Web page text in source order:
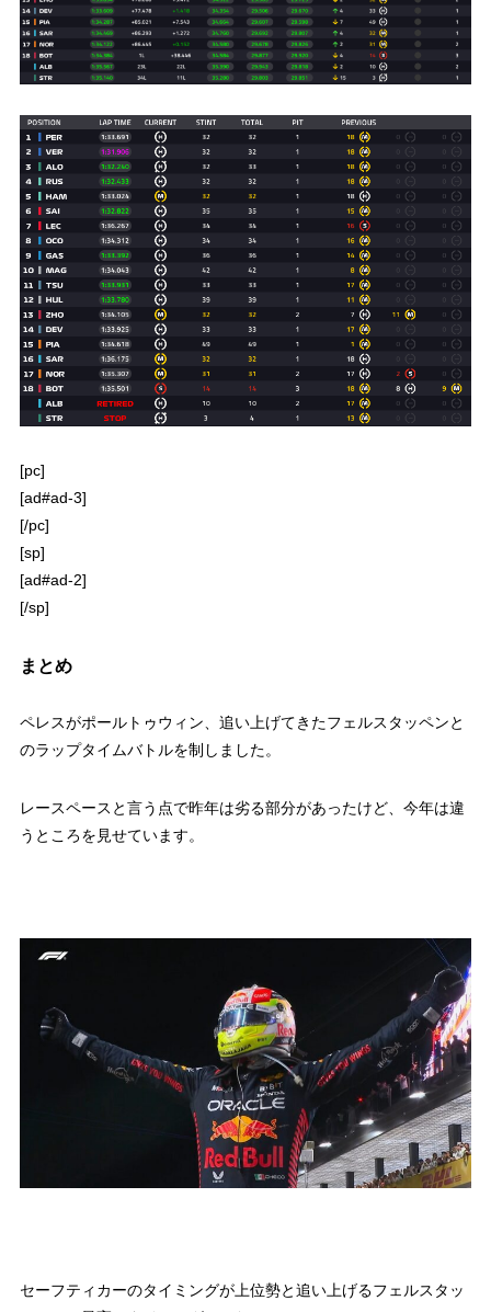
[pc]
[ad#ad-3]
[/pc]
[sp]
[ad#ad-2]
[/sp]
まとめ
ペレスがポールトゥウィン、追い上げてきたフェルスタッペンと
のラップタイムバトルを制しました。
レースペースと言う点で昨年は劣る部分があったけど、今年は違
うところを見せています。
セーフティカーのタイミングが上位勢と追い上げるフェルスタッ